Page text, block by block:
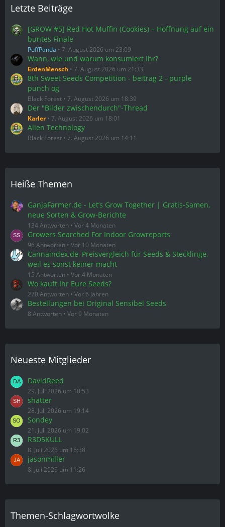
Letzte Beiträge
[GROW #5] Red Hot Muffin (Cookies) – Hoffnung auf ein
buntes Finale
PuffPanda 7. August 2026 um 23:09
Wann, wie und warum konsumiert Ihr?
ErdenMensch 7. August 2026 um 21:33
8th Sweet Seeds Competition - beitrag 2 - purple
punch og
Black Forest 7. August 2026 um 18:39
Der "Bilder zwischendurch"-Thread
Karler 7. August 2026 um 18:01
Alien Technology
Black Forest 7. August 2026 um 14:11
Heiße Themen
GanjaFarmer.de - Let’s Grow Together | Gratis-Samen,
neue Sorten & Grow-Berichte
134 Antworten Vor 4 Monaten
Growers Searched For Indoor Growreports
96 Antworten Vor 10 Monaten
Cannaindex.de, Preisvergleich für Seeds & Stecklinge,
weil es sonst keiner macht
15 Antworten Vor 4 Monaten
Wo kauft Ihr Eure Seeds?
270 Antworten Vor 6 Jahren
Bestellungen bei Original Sensibel Seeds
8 Antworten Vor 9 Monaten
Neueste Mitglieder
DavidReed
29. Juli 2026 um 10:53
shatter
28. Juli 2026 um 19:14
Sondey
21. Juli 2026 um 19:02
R3D5KULL
8. Juli 2026 um 16:38
jasonmiller
8. Juli 2026 um 11:26
Themen-Schlagwortwolke